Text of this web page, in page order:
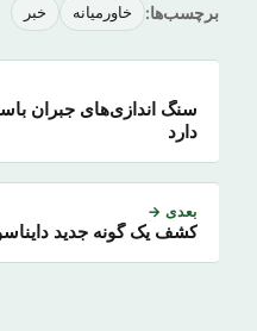
برچسب‌ها: خاورمیانه خبر
سنگ اندازی‌های جبران
دارد
بعدی →
کشف یک گونه جدید